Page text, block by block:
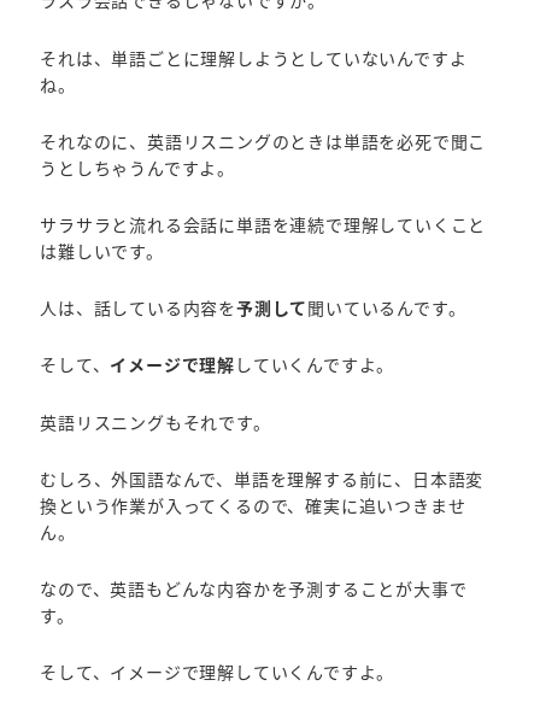
それは、単語ごとに理解しようとしていないんですよ
ね。
それなのに、英語リスニングのときは単語を必死で聞こ
うとしちゃうんですよ。
サラサラと流れる会話に単語を連続で理解していくこと
は難しいです。
人は、話している内容を予測して聞いているんです。
そして、 イメージで理解 していくんですよ。
英語リスニングもそれです。
むしろ、外国語なんで、単語を理解する前に、日本語変
換という作業が入ってくるので、確実に追いつきませ
ん。
なので、英語もどんな内容かを予測することが大事で
す。
そして、イメージで理解していくんですよ。